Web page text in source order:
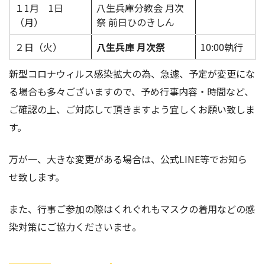
１1月 1日
（月）
八生兵庫分教会 月次
祭 前日ひのきしん
２日（火）
八生兵庫 月次祭
10:00執行
新型コロナウィルス感染拡大の為、急遽、予定が変更にな
る場合も多々ございますので、予め行事内容・時間など、
ご確認の上、ご対応して頂きますよう宜しくお願い致しま
す。
万が一、大きな変更がある場合は、公式LINE等でお知ら
せ致します。
また、行事ご参加の際はくれぐれもマスクの着用などの感
染対策にご協力くださいませ。